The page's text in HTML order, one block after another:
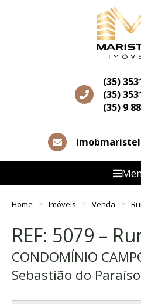
(35)
(35)
(35) 9
Home Imóveis Venda
REF: 5079 –
CONDOMÍNIO
Sebastião do